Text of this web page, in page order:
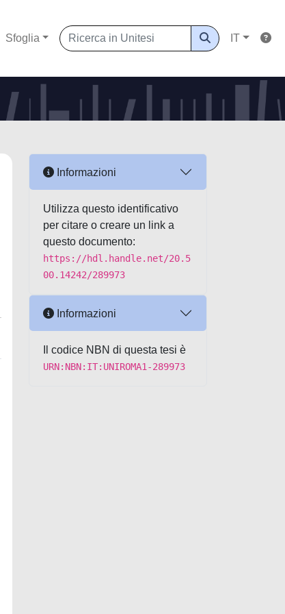
Sfoglia IT
Informazioni
Utilizza questo identificativo
per citare o creare un link a
questo documento:
https://hdl.handle.net/20.5
00.14242/289973
Informazioni
Il codice NBN di questa tesi è
URN:NBN:IT:UNIROMA1-289973